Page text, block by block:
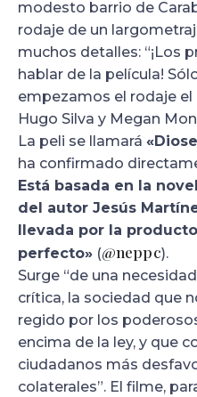
modesto barrio de
rodaje de un
muchos detalles: “¡Los
hablar de la película!
empezamos el rodaje el
Hugo Silva y Megan
La peli se llamará
ha confirmado
Está basada en la
del autor Jesús
llevada por la
perfecto» (@neppc).
Surge “de una
crítica, la sociedad que
regido por los
encima de la ley, y que
ciudadanos más
colaterales”. El filme,